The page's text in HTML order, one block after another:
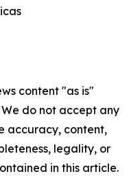
content "as is"
do not accept any
accuracy, content,
legality, or
in this article.